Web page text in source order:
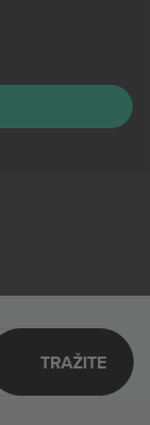
TRAŽITE